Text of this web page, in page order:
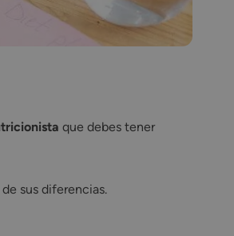
que debes tener
sus diferencias.